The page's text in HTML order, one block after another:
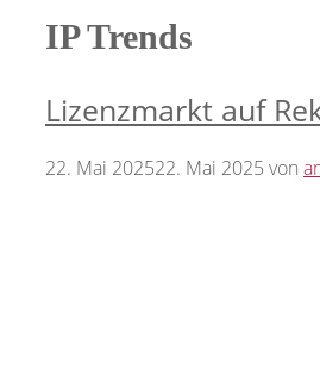
IP Trends
Lizenzmarkt auf
22. Mai 202522. Mai 2025 von